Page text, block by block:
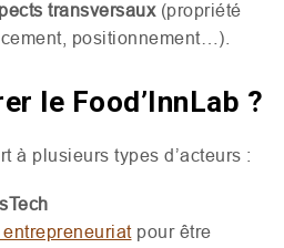
transversaux(propriété
positionnement…).
le Food’InnLab ?
à plusieurs types d’acteurs :
pour être